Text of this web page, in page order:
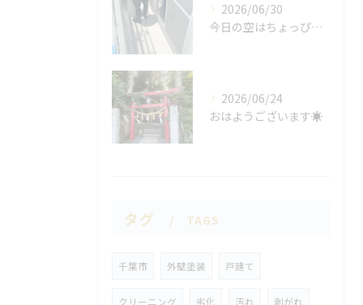
2026/06/30
今日の空はちょっぴり曇りがち☁️
2026/06/24
おはようございます☀
タグ TAGS
千葉市 外壁塗装 戸建て
クリーニング 劣化 汚れ 剥がれ